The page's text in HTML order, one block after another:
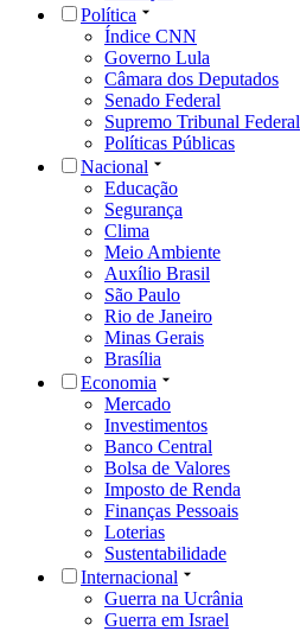
Política
Índice CNN
Governo Lula
Câmara dos Deputados
Senado Federal
Supremo Tribunal Federal
Políticas Públicas
Nacional
Educação
Segurança
Clima
Meio Ambiente
Auxílio Brasil
São Paulo
Rio de Janeiro
Minas Gerais
Brasília
Economia
Mercado
Investimentos
Banco Central
Bolsa de Valores
Imposto de Renda
Finanças Pessoais
Loterias
Sustentabilidade
Internacional
Guerra na Ucrânia
Guerra em Israel